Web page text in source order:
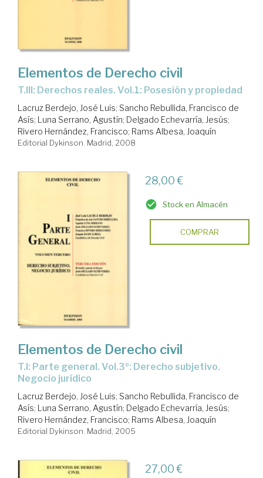
Elementos de Derecho civil
T.III: Derechos reales. Vol.1: Posesión y propiedad
Lacruz Berdejo, José Luis; Sancho Rebullida, Francisco de
Asís; Luna Serrano, Agustín; Delgado Echevarría, Jesús;
Rivero Hernández, Francisco; Rams Albesa, Joaquín
Editorial Dykinson. Madrid, 2008
28,00 €
Stock en Almacén
COMPRAR
Elementos de Derecho civil
T.I: Parte general. Vol.3º: Derecho subjetivo.
Negocio jurídico
Lacruz Berdejo, José Luis; Sancho Rebullida, Francisco de
Asís; Luna Serrano, Agustín; Delgado Echevarría, Jesús;
Rivero Hernández, Francisco; Rams Albesa, Joaquín
Editorial Dykinson. Madrid, 2005
27,00 €